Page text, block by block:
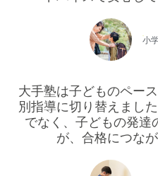
小
大手塾は子どものペー
別指導に切り替えまし
でなく、子どもの発達
が、合格につな